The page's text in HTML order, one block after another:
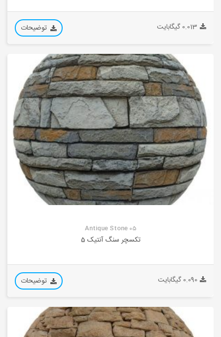
0.013 گیگابایت توضیحات
Antique Stone 05
تکسچر سنگ آنتیک 5
0.090 گیگابایت توضیحات